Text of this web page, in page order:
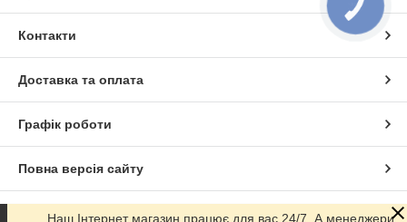
Контакти
Доставка та оплата
Графік роботи
Повна версія сайту
Сайт створено на маркетплейсі
Наш Інтернет магазин працює для вас 24/7. А менеджери,
КНОПКА
ЗВ'ЯЗКУ